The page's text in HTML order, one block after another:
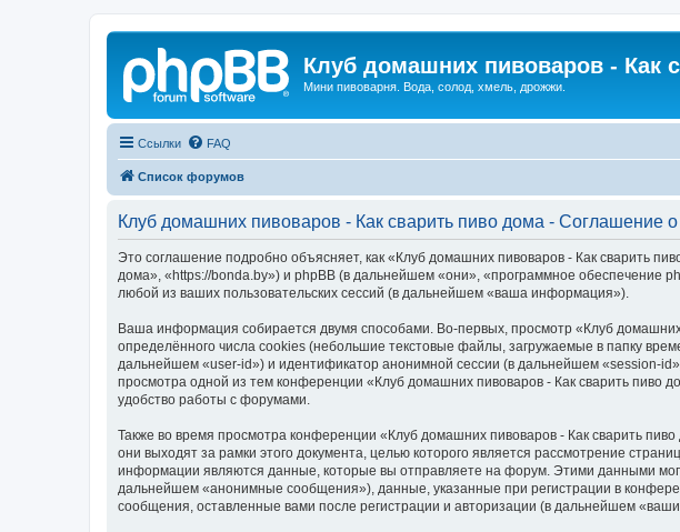
Клуб домашних пивоваров - Как
Мини пивоварня. Вода, солод, хмель, дрожжи.
Ссылки FAQ
Список форумов
Клуб домашних пивоваров - Как cварить пиво дома - Соглашение
Это соглашение подробно объясняет, как «Клуб домашних пивоваров - Как cварить
дома», «https://bonda.by») и phpBB (в дальнейшем «они», «программное обеспечение
любой из ваших пользовательских сессий (в дальнейшем «ваша информация»).
Ваша информация собирается двумя способами. Во-первых, просмотр «Клуб
определённого числа cookies (небольшие текстовые файлы, загружаемые в папку
дальнейшем «user-id») и идентификатор анонимной сессии (в дальнейшем «session-
просмотра одной из тем конференции «Клуб домашних пивоваров - Как cварить
удобство работы с форумами.
Также во время просмотра конференции «Клуб домашних пивоваров - Как cварить
они выходят за рамки этого документа, целью которого является рассмотрение
информации являются данные, которые вы отправляете на форум. Этими данными
дальнейшем «анонимные сообщения»), данные, указанные при регистрации в
сообщения, оставленные вами после регистрации и авторизации (в дальнейшем